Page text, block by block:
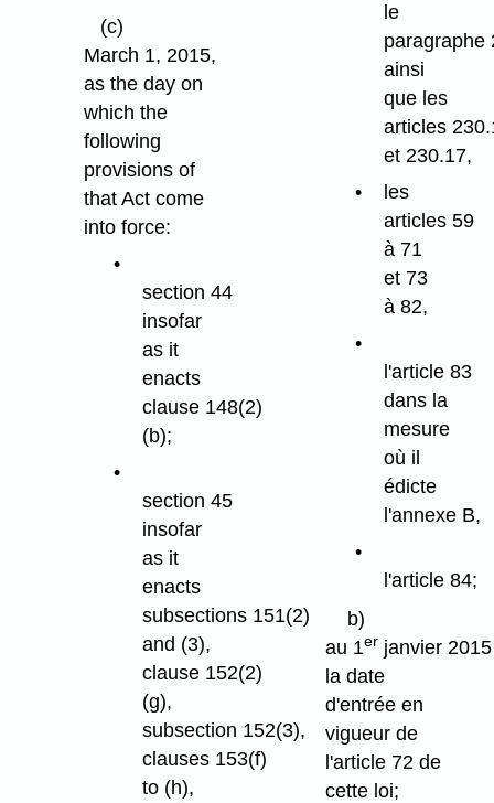
(c)
March 1, 2015,
as the day on
which the
following
provisions of
that Act come
into force:
section 44
insofar
as it
enacts
clause 148(2)
(b);
section 45
insofar
as it
enacts
subsections 151(2)
and (3),
clause 152(2)
(g),
subsection 152(3),
clauses 153(f)
to (h),
le
paragraphe
ainsi
que les
articles
et 230.17,
les
articles 59
à 71
et 73
à 82,
l'article 83
dans la
mesure
où il
édicte
l'annexe B,
l'article 84;
b)
au 1er janvier 2015
la date
d'entrée en
vigueur de
l'article 72 de
cette loi;